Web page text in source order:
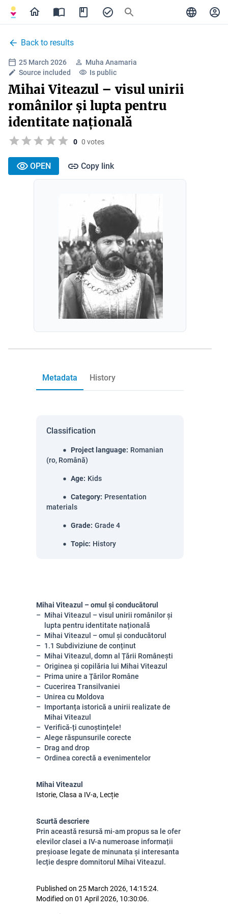
Back to results
25 March 2026
Muha Anamaria
Source included
Is public
Mihai Viteazul – visul unirii
românilor și lupta pentru
identitate națională
0 0 votes
OPEN Copy link
Metadata History
Classification
Project language: Romanian
(ro, Română)
Age: Kids
Category: Presentation
materials
Grade: Grade 4
Topic: History
Mihai Viteazul – omul și conducătorul
Mihai Viteazul – visul unirii românilor și
lupta pentru identitate națională
Mihai Viteazul – omul și conducătorul
1.1 Subdiviziune de conținut
Mihai Viteazul, domn al Țării Românești
Originea și copilăria lui Mihai Viteazul
Prima unire a Țărilor Române
Cucerirea Transilvaniei
Unirea cu Moldova
Importanța istorică a unirii realizate de
Mihai Viteazul
Verifică-ți cunoștințele!
Alege răspunsurile corecte
Drag and drop
Ordinea corectă a evenimentelor
Mihai Viteazul
Istorie, Clasa a IV-a, Lecție
Scurtă descriere
Prin această resursă mi-am propus sa le ofer
elevilor clasei a IV-a numeroase informații
preșioase legate de minunata și interesanta
lecție despre domnitorul Mihai Viteazul.
Published on 25 March 2026, 14:15:24.
Modified on 01 April 2026, 10:30:06.